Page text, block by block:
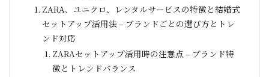
ZARA、ユニクロ、レンタルサービスの特徴と結婚式
セットアップ活用法 – ブランドごとの選び方とトレ
ンド対応
ZARAセットアップ活用時の注意点 – ブランド特
徴とトレンドバランス